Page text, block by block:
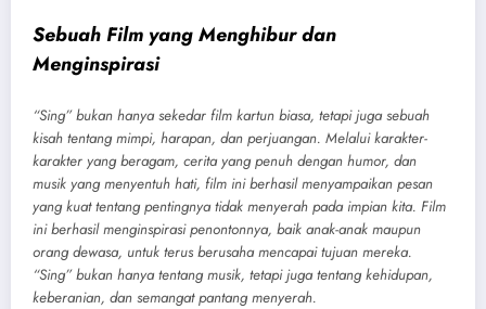
Sebuah Film yang Menghibur dan
Menginspirasi
“Sing” bukan hanya sekedar film kartun biasa, tetapi juga sebuah
kisah tentang mimpi, harapan, dan perjuangan. Melalui karakter-
karakter yang beragam, cerita yang penuh dengan humor, dan
musik yang menyentuh hati, film ini berhasil menyampaikan pesan
yang kuat tentang pentingnya tidak menyerah pada impian kita. Film
ini berhasil menginspirasi penontonnya, baik anak-anak maupun
orang dewasa, untuk terus berusaha mencapai tujuan mereka.
“Sing” bukan hanya tentang musik, tetapi juga tentang kehidupan,
keberanian, dan semangat pantang menyerah.